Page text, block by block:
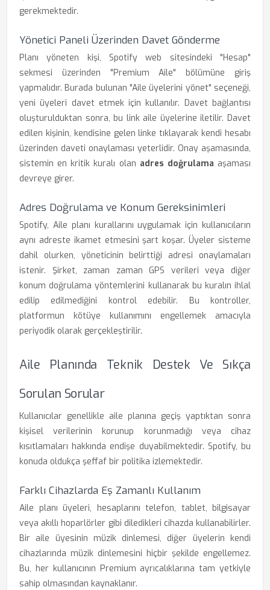
gerekmektedir.
Yönetici Paneli Üzerinden Davet Gönderme
Planı yöneten kişi, Spotify web sitesindeki "Hesap"
sekmesi üzerinden "Premium Aile" bölümüne giriş
yapmalıdır. Burada bulunan "Aile üyelerini yönet" seçeneği,
yeni üyeleri davet etmek için kullanılır. Davet bağlantısı
oluşturulduktan sonra, bu link aile üyelerine iletilir. Davet
edilen kişinin, kendisine gelen linke tıklayarak kendi hesabı
üzerinden daveti onaylaması yeterlidir. Onay aşamasında,
sistemin en kritik kuralı olan adres doğrulama aşaması
devreye girer.
Adres Doğrulama ve Konum Gereksinimleri
Spotify, Aile planı kurallarını uygulamak için kullanıcıların
aynı adreste ikamet etmesini şart koşar. Üyeler sisteme
dahil olurken, yöneticinin belirttiği adresi onaylamaları
istenir. Şirket, zaman zaman GPS verileri veya diğer
konum doğrulama yöntemlerini kullanarak bu kuralın ihlal
edilip edilmediğini kontrol edebilir. Bu kontroller,
platformun kötüye kullanımını engellemek amacıyla
periyodik olarak gerçekleştirilir.
Aile Planında Teknik Destek Ve Sıkça
Sorulan Sorular
Kullanıcılar genellikle aile planına geçiş yaptıktan sonra
kişisel verilerinin korunup korunmadığı veya cihaz
kısıtlamaları hakkında endişe duyabilmektedir. Spotify, bu
konuda oldukça şeffaf bir politika izlemektedir.
Farklı Cihazlarda Eş Zamanlı Kullanım
Aile planı üyeleri, hesaplarını telefon, tablet, bilgisayar
veya akıllı hoparlörler gibi diledikleri cihazda kullanabilirler.
Bir aile üyesinin müzik dinlemesi, diğer üyelerin kendi
cihazlarında müzik dinlemesini hiçbir şekilde engellemez.
Bu, her kullanıcının Premium ayrıcalıklarına tam yetkiyle
sahip olmasından kaynaklanır.